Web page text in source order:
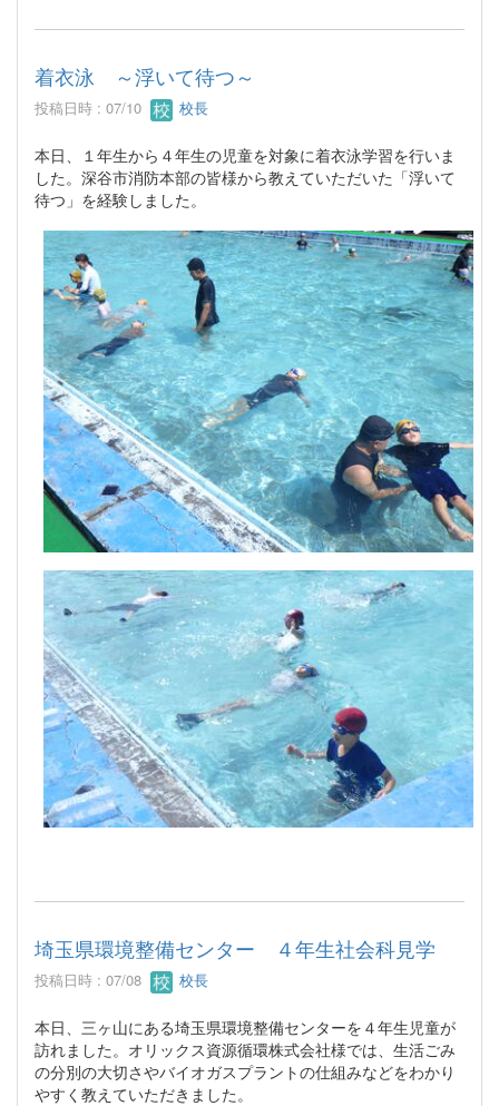
着衣泳 ～浮いて待つ～
投稿日時 : 07/10 校長
本日、１年生から４年生の児童を対象に着衣泳学習を行いま
した。深谷市消防本部の皆様から教えていただいた「浮いて
待つ」を経験しました。
埼玉県環境整備センター ４年生社会科見学
投稿日時 : 07/08 校長
本日、三ヶ山にある埼玉県環境整備センターを４年生児童が
訪れました。オリックス資源循環株式会社様では、生活ごみ
の分別の大切さやバイオガスプラントの仕組みなどをわかり
やすく教えていただきました。